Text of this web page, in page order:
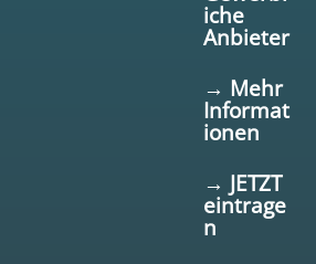
iche
Anbieter
→ Mehr
Informat
ionen
→ JETZT
eintrage
n